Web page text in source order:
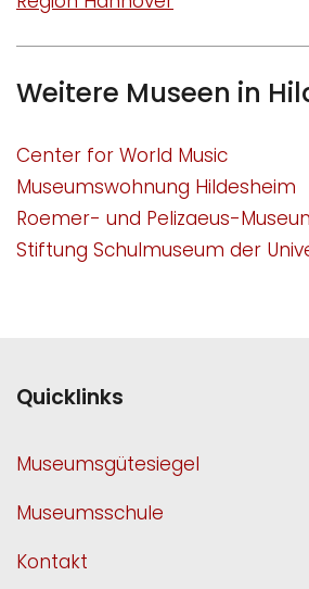
Weitere Museen in
Center for World Music
Museumswohnung Hildesheim
Roemer- und Pelizaeus-
Stiftung Schulmuseum der
Quicklinks
Museumsgütesiegel
Museumsschule
Kontakt